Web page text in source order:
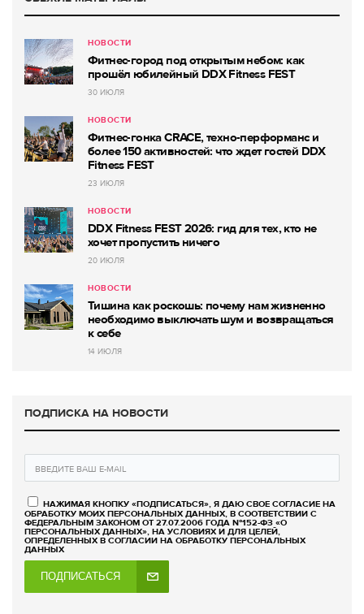
НОВОСТИ
Фитнес-город под открытым небом: как
прошёл юбилейный DDX Fitness FEST
30 ИЮЛЯ
НОВОСТИ
Фитнес-гонка CRACE, техно-перформанс и
более 150 активностей: что ждет гостей DDX
Fitness FEST
23 ИЮЛЯ
НОВОСТИ
DDX Fitness FEST 2026: гид для тех, кто не
хочет пропустить ничего
20 ИЮЛЯ
НОВОСТИ
Тишина как роскошь: почему нам жизненно
необходимо выключать шум и возвращаться
к себе
14 ИЮЛЯ
ПОДПИСКА НА НОВОСТИ
НАЖИМАЯ КНОПКУ «ПОДПИСАТЬСЯ», Я ДАЮ СВОЕ СОГЛАСИЕ НА
ОБРАБОТКУ МОИХ ПЕРСОНАЛЬНЫХ ДАННЫХ, В СООТВЕТСТВИИ С
ФЕДЕРАЛЬНЫМ ЗАКОНОМ ОТ 27.07.2006 ГОДА №152-ФЗ «О
ПЕРСОНАЛЬНЫХ ДАННЫХ», НА УСЛОВИЯХ И ДЛЯ ЦЕЛЕЙ,
ОПРЕДЕЛЕННЫХ В СОГЛАСИИ НА ОБРАБОТКУ ПЕРСОНАЛЬНЫХ
ДАННЫХ
ПОДПИСАТЬСЯ